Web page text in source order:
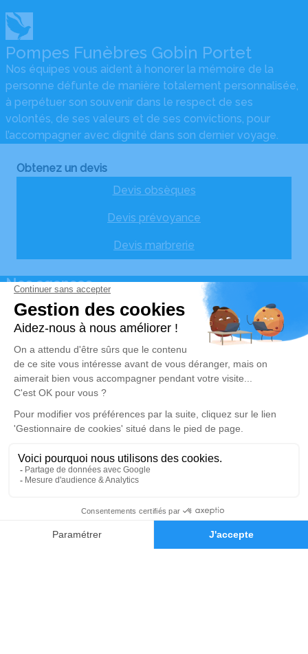
Demande de devis
Pompes Funèbres Gobin Portet
Nos équipes vous aident à honorer la mémoire de la
personne défunte de manière totalement personnalisée,
à perpétuer son souvenir dans le respect de ses
volontés, de ses valeurs et de ses convictions, pour
l’accompagner avec dignité dans son dernier voyage.
Obtenez un devis
Devis obsèques
Devis prévoyance
Devis marbrerie
Nos agences
Espace Funéraire Gobin Portet
05 64 28 33 36
Rue du Champ de l'Ormeau Sainte-Radegonde -
79100 - Sainte-Radegonde
4.9/5 - 34 avis
Espace Funéraire Gobin Portet
pfgobin.portet@gmail.com
23, Avenue des Platanes - 79330 - Saint-Varent
Organiser des obsèques
Monuments funéraires
Liens utiles
Avis de décès
Demande de rendez-vous